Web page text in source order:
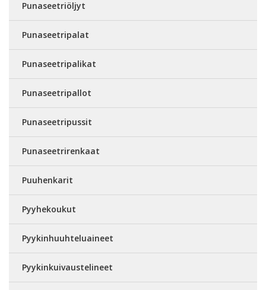
Punaseetriöljyt
Punaseetripalat
Punaseetripalikat
Punaseetripallot
Punaseetripussit
Punaseetrirenkaat
Puuhenkarit
Pyyhekoukut
Pyykinhuuhteluaineet
Pyykinkuivaustelineet